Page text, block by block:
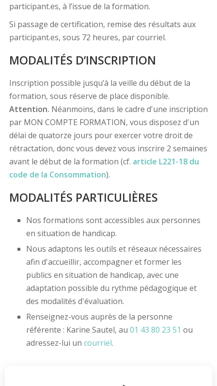
participant.es, à l’issue de la formation.
Si passage de certification, remise des résultats aux
participant.es, sous 72 heures, par courriel.
MODALITÉS D’INSCRIPTION
Inscription possible jusqu’à la veille du début de la
formation, sous réserve de place disponible.
Attention. Néanmoins, dans le cadre d'une inscription
par MON COMPTE FORMATION, vous disposez d'un
délai de quatorze jours pour exercer votre droit de
rétractation, donc vous devez vous inscrire 2 semaines
avant le début de la formation (cf. article L221-18 du
code de la Consommation).
MODALITÉS PARTICULIÈRES
Nos formations sont accessibles aux personnes
en situation de handicap.
Nous adaptons les outils et réseaux nécessaires
afin d'accueillir, accompagner et former les
publics en situation de handicap, avec une
adaptation possible du rythme pédagogique et
des modalités d'évaluation.
Renseignez-vous auprès de la personne
référente : Karine Sautel, au 01 43 80 23 51 ou
adressez-lui un courriel.